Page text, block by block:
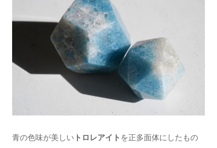
青の色味が美しい トロレアイト を正多面体にしたもの